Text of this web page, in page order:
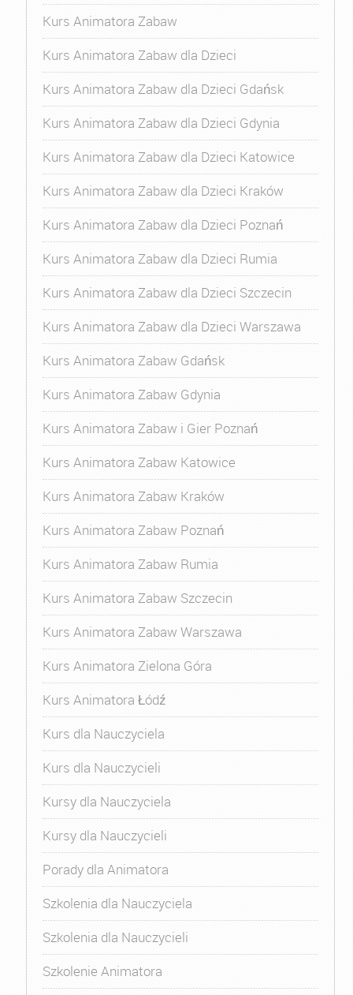
Kurs Animatora Zabaw
Kurs Animatora Zabaw dla Dzieci
Kurs Animatora Zabaw dla Dzieci Gdańsk
Kurs Animatora Zabaw dla Dzieci Gdynia
Kurs Animatora Zabaw dla Dzieci Katowice
Kurs Animatora Zabaw dla Dzieci Kraków
Kurs Animatora Zabaw dla Dzieci Poznań
Kurs Animatora Zabaw dla Dzieci Rumia
Kurs Animatora Zabaw dla Dzieci Szczecin
Kurs Animatora Zabaw dla Dzieci Warszawa
Kurs Animatora Zabaw Gdańsk
Kurs Animatora Zabaw Gdynia
Kurs Animatora Zabaw i Gier Poznań
Kurs Animatora Zabaw Katowice
Kurs Animatora Zabaw Kraków
Kurs Animatora Zabaw Poznań
Kurs Animatora Zabaw Rumia
Kurs Animatora Zabaw Szczecin
Kurs Animatora Zabaw Warszawa
Kurs Animatora Zielona Góra
Kurs Animatora Łódź
Kurs dla Nauczyciela
Kurs dla Nauczycieli
Kursy dla Nauczyciela
Kursy dla Nauczycieli
Porady dla Animatora
Szkolenia dla Nauczyciela
Szkolenia dla Nauczycieli
Szkolenie Animatora